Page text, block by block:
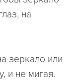
на
зеркало или
и не мигая.